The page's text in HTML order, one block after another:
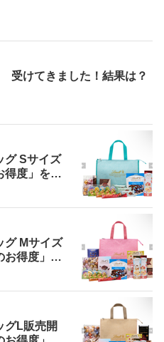
受けてきました！結果は？
グ Sサイズ
得度」を計
グ Mサイズ
得度」を
グL販売開